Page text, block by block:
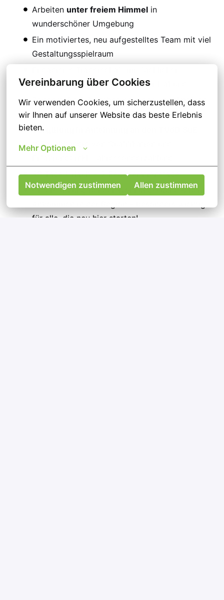
Vereinbarung über Cookies
Wir verwenden Cookies, um sicherzustellen, dass
wir Ihnen auf unserer Website das beste Erlebnis
bieten.
Mehr Optionen
Notwendigen zustimmen Allen zustimmen
Arbeiten unter freiem Himmel in
wunderschöner Umgebung
Ein motiviertes, neu aufgestelltes Team mit viel
Gestaltungsspielraum
Begleitung und wertschätzender Haltung
Zeitgemäße Arbeitsbedingungen, regelmäßige
FortbildungenundSupervision
Vergütung in Anlehnung an den TVöD SuE
(S8a, abhängig von Qualifikation und
30 Tage Urlaub + 2 Regenerationstage
Unterstützung bei der Wohnungssuche & beim
für alle, die neu hier starten!